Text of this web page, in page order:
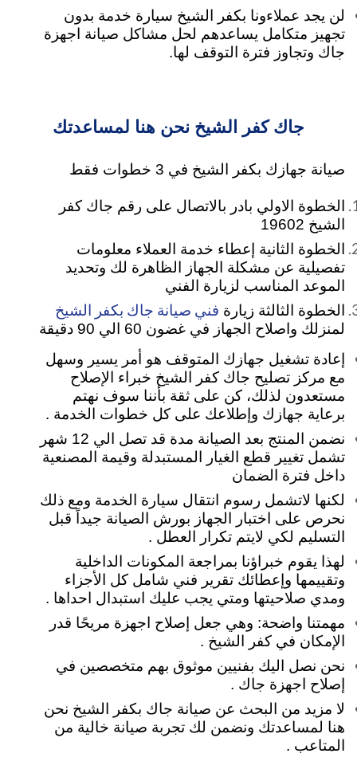
لن يجد عملاءونا بكفر الشيخ سيارة خدمة بدون
تجهيز متكامل يساعدهم لحل مشاكل صيانة اجهزة
جاك وتجاوز فترة التوقف لها.
جاك كفر الشيخ نحن هنا لمساعدتك
صيانة جهازك بكفر الشيخ في 3 خطوات فقط
الخطوة الاولي بادر بالاتصال على رقم جاك كفر
الشيخ 19602
الخطوة الثانية إعطاء خدمة العملاء معلومات
تفصيلية عن مشكلة الجهاز الظاهرة لك وتحديد
الموعد المناسب لزيارة الفني
الخطوة الثالثة زيارة فني صيانة جاك بكفر الشيخ
لمنزلك واصلاح الجهاز في غضون 60 الي 90 دقيقة
إعادة تشغيل جهازك المتوقف هو أمر يسير وسهل
مع مركز تصليح جاك كفر الشيخ خبراء الإصلاح
مستعدون لذلك، كن على ثقة بأننا سوف نهتم
برعاية جهازك وإطلاعك على كل خطوات الخدمة .
نضمن المنتج بعد الصيانة مدة قد تصل الي 12 شهر
تشمل تغيير قطع الغيار المستبدلة وقيمة المصنعية
داخل فترة الضمان
لكنها لاتشمل رسوم انتقال سيارة الخدمة ومع ذلك
نحرص على اختبار الجهاز بورش الصيانة جيداً قبل
التسليم لكي لايتم تكرار العطل .
لهذا يقوم خبراؤنا بمراجعة المكونات الداخلية
وتقييمها وإعطائك تقرير فني شامل كل الأجزاء
ومدي صلاحيتها ومتي يجب عليك استبدال احداها .
مهمتنا واضحة: وهي جعل إصلاح اجهزة مريحًا قدر
الإمكان في كفر الشيخ .
نحن نصل اليك بفنيين موثوق بهم متخصصين في
إصلاح اجهزة جاك .
لا مزيد من البحث عن صيانة جاك بكفر الشيخ نحن
هنا لمساعدتك ونضمن لك تجربة صيانة خالية من
المتاعب .